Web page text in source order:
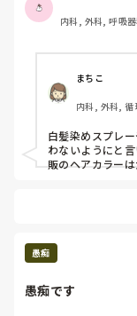
内科, 外科, 呼吸
科, 消化器外科,
まちこ
内科, 外科, 循
白髪染めスプレ
わないようにと
販のヘアカラー
愚痴
愚痴です